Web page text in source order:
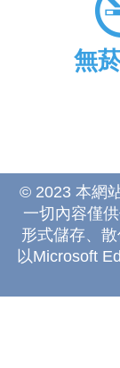
無
© 2023 本網
一切內容僅
形式儲存、
以Microsoft